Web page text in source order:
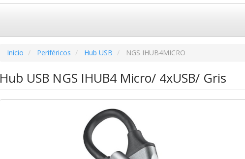
Inicio Periféricos Hub USB NGS IHUB4MICRO
Hub USB NGS IHUB4 Micro/ 4xUSB/ Gris